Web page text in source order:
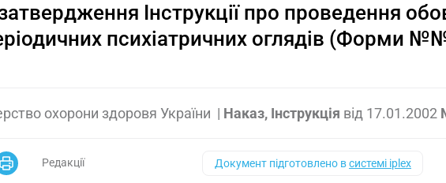
Інструкції про проведення
психіатричних оглядів (Форми
охорони здоровя України | Наказ, Інструкція від 17.01.2002
Редакції Документ підготовлено всистемі iplex